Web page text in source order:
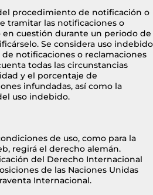
procedimiento de notificación o
tramitar las notificaciones o
en cuestión durante un periodo de
Se considera uso indebido
notificaciones o reclamaciones
todas las circunstancias
y el porcentaje de
infundadas, así como la
uso indebido.
de uso, como para la
regirá el derecho alemán.
del Derecho Internacional
de las Naciones Unidas
Internacional.